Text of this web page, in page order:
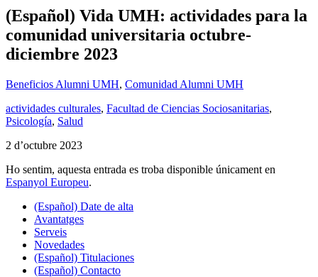
(Español) Vida UMH: actividades para la
comunidad universitaria octubre-
diciembre 2023
Beneficios Alumni UMH, Comunidad Alumni UMH
actividades culturales, Facultad de Ciencias Sociosanitarias,
Psicología, Salud
2 d’octubre 2023
Ho sentim, aquesta entrada es troba disponible únicament en
Espanyol Europeu.
(Español) Date de alta
Avantatges
Serveis
Novedades
(Español) Titulaciones
(Español) Contacto